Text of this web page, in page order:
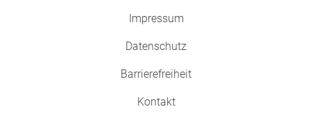
Impressum
Datenschutz
Barrierefreiheit
Kontakt